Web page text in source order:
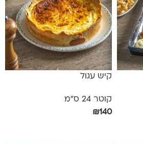
קיש עגול
קוטר 24 ס"מ
₪140